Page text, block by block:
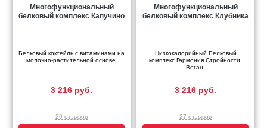
Многофункциональный
белковый комплекс Капучино
Белковый коктейль с витаминами на
молочно-растительной основе.
3 216 руб.
20 отзывов
Многофункциональный
белковый комплекс Клубника
Низкокалорийный Белковый
комплекс Гармония Стройности.
Веган.
3 216 руб.
27 отзывов